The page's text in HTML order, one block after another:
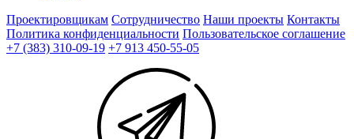
Проектировщикам Сотрудничество Наши проекты Контакты
Политика конфиденциальности Пользовательское соглашение
+7 (383) 310-09-19 +7 913 450-55-05